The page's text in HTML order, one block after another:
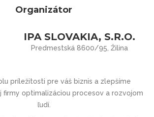
Organizátor
IPA SLOVAKIA, S.R.O.
Predmestská 8600/95, Žilina
príležitosti pre váš biznis a zlepšíme
firmy optimalizáciou procesov a rozvojom
ľudí.